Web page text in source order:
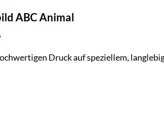
ABC Animal
Druck auf speziellem,